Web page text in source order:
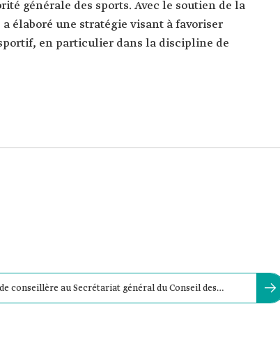
générale des sports. Avec le soutien de la
a élaboré une stratégie visant à favoriser
en particulier dans la discipline de
conseillère au Secrétariat général du Conseil des